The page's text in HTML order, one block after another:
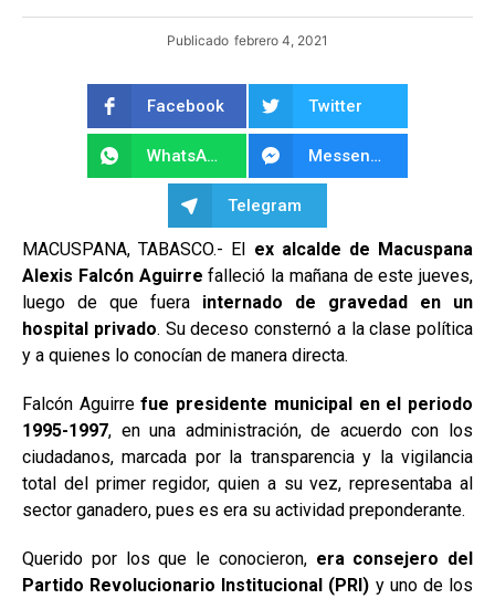
Publicado febrero 4, 2021
Facebook Twitter
WhatsApp Messenger
Telegram
MACUSPANA, TABASCO.- El ex alcalde de Macuspana
Alexis Falcón Aguirre falleció la mañana de este jueves,
luego de que fuera internado de gravedad en un
hospital privado. Su deceso consternó a la clase política
y a quienes lo conocían de manera directa.
Falcón Aguirrefue presidente municipal en el periodo
1995-1997, en una administración, de acuerdo con los
ciudadanos, marcada por la transparencia y la vigilancia
total del primer regidor, quien a su vez, representaba al
sector ganadero, pues es era su actividad preponderante.
Querido por los que le conocieron, era consejero del
Partido Revolucionario Institucional (PRI) y uno de los